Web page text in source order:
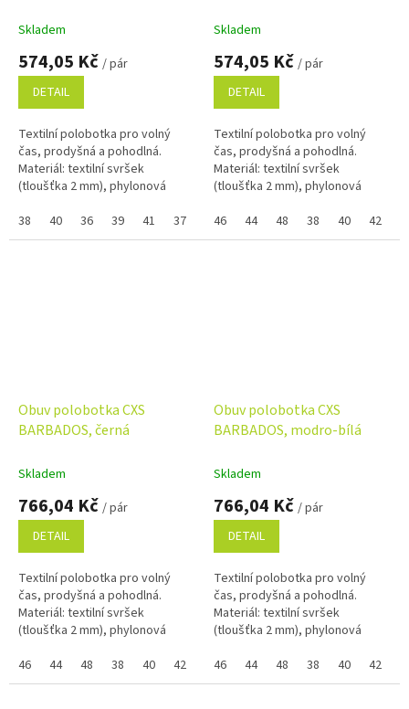
Skladem
574,05 Kč / pár
DETAIL
Textilní polobotka pro volný
čas, prodyšná a pohodlná.
Materiál: textilní svršek
(tloušťka 2 mm), phylonová
samostatná velikost zboží a
zobrazuje se...
38 40 36 39 41 37
Skladem
574,05 Kč / pár
DETAIL
Textilní polobotka pro volný
čas, prodyšná a pohodlná.
Materiál: textilní svršek
(tloušťka 2 mm), phylonová
samostatná velikost zboží a
zobrazuje se...
46 44 48 38 40 42
Obuv polobotka CXS
BARBADOS, černá
Skladem
766,04 Kč / pár
DETAIL
Textilní polobotka pro volný
čas, prodyšná a pohodlná.
Materiál: textilní svršek
(tloušťka 2 mm), phylonová
samostatná velikost zboží a
zobrazuje se...
46 44 48 38 40 42 36 39 41 43 45 37
Obuv polobotka CXS
BARBADOS, modro-bílá
Skladem
766,04 Kč / pár
DETAIL
Textilní polobotka pro volný
čas, prodyšná a pohodlná.
Materiál: textilní svršek
(tloušťka 2 mm), phylonová
samostatná velikost zboží a
zobrazuje se...
46 44 48 38 40 42